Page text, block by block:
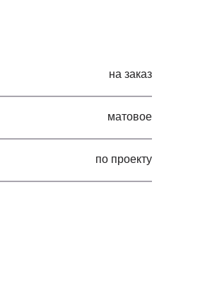
на заказ
матовое
по проекту